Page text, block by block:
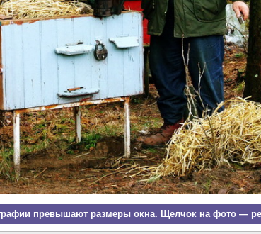
превышают размеры окна. Щелчок на фото —